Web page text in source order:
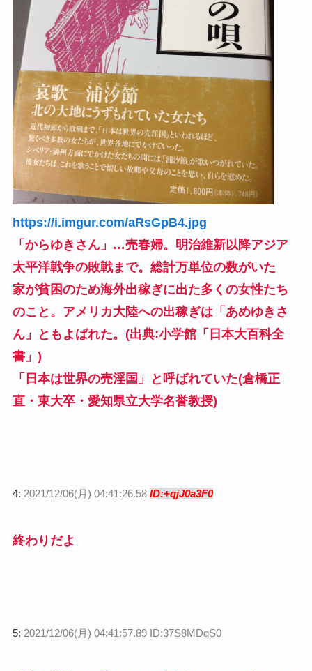
https://i.imgur.com/aRsGpB4.jpg
「からゆきさん」…売春婦。明治維新以降アジア
太平洋戦争の敗戦まで。総計万単位の数がいた
家が貧困のため海外出稼ぎに出た多くの女性たち
のこと。アメリカ大陸への出稼ぎは「あめゆきさ
ん」ともよばれた。(出典:小学館「日本大百科全
書」)
「日本は世界の売淫国」と呼ばれていた(倉橋正
直・東大卒・愛知県立大学名誉教授)
4: 2021/12/06(月) 04:41:26.58 ID:+qjJ0a3F0
終わりだよ
5: 2021/12/06(月) 04:41:57.89 ID:37S8MDqS0